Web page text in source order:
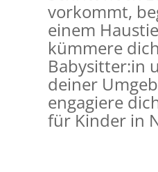
vorkommt,
einem
kümmere
Babysitter:in
deiner
engagiere
für Kinder in